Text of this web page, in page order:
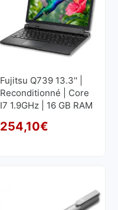
Fujitsu Q739 13.3'' |
Reconditionné | Core
I7 1.9GHz | 16 GB RAM
1920x1080
254,10€